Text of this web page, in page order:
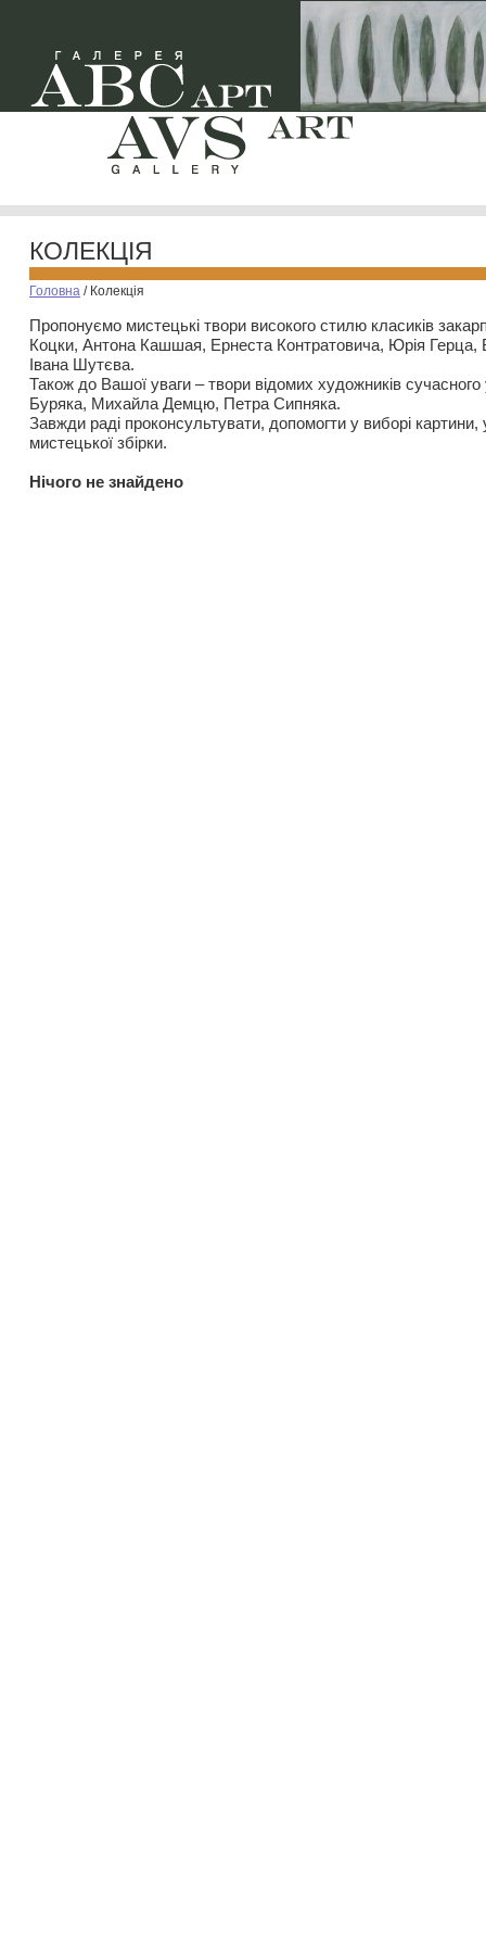
КОЛЕКЦІЯ
Головна / Колекція
Пропонуємо мистецькі твори високого стилю класиків
Коцки, Антона Кашшая, Ернеста Контратовича, Юрія
Івана Шутєва.
Також до Вашої уваги – твори відомих художників
Буряка, Михайла Демцю, Петра Сипняка.
Завжди раді проконсультувати, допомогти у виборі картини,
мистецької збірки.
Нiчого не знайдено